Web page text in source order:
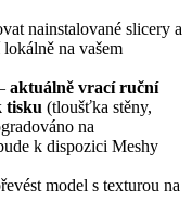
nainstalované slicery a
na vašem
aktuálně vrací ruční
tisku (tloušťka stěny,
na
k dispozici Meshy
model s texturou na